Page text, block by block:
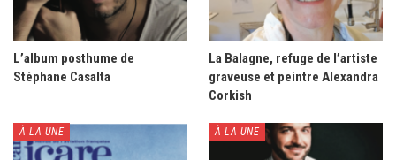
L’album posthume de
Stéphane Casalta
La Balagne, refuge de l’artiste
graveuse et peintre Alexandra
Corkish
À LA UNE À LA UNE